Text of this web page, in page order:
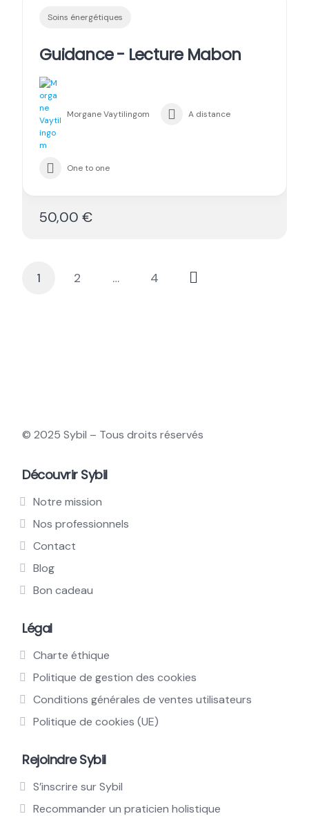
Soins énergétiques
Guidance - Lecture Mabon
Morgane Vaytilingom A distance
One to one
50,00 €
Pagination
1 2 … 4
© 2025 Sybil – Tous droits réservés
Découvrir Sybil
Notre mission
Nos professionnels
Contact
Blog
Bon cadeau
Légal
Charte éthique
Politique de gestion des cookies
Conditions générales de ventes utilisateurs
Politique de cookies (UE)
Rejoindre Sybil
S’inscrire sur Sybil
Recommander un praticien holistique